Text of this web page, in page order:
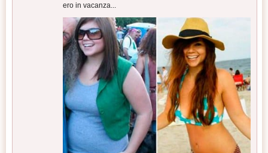
ero in vacanza...